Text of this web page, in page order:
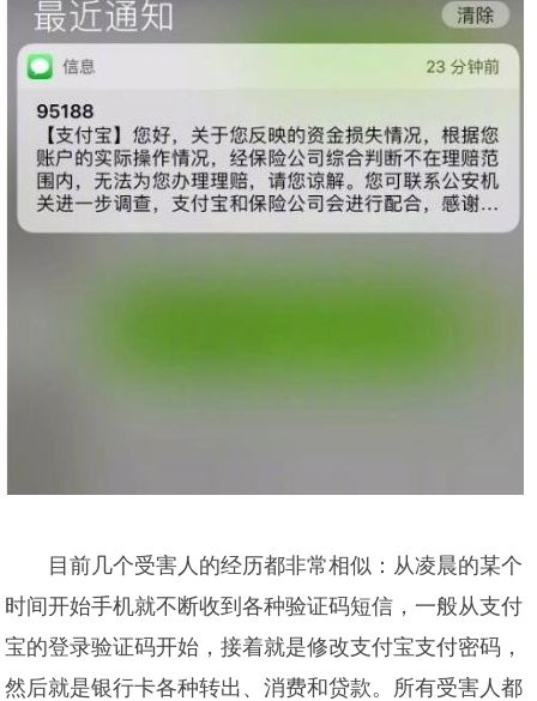
目前几个受害人的经历都非常相似：从凌晨的某个
时间开始手机就不断收到各种验证码短信，一般从支付
宝的登录验证码开始，接着就是修改支付宝支付密码，
然后就是银行卡各种转出、消费和贷款。所有受害人都